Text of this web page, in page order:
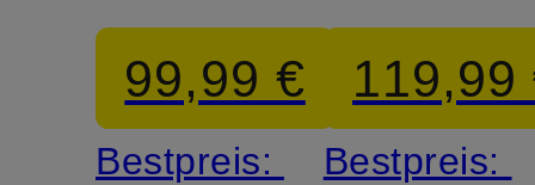
99,99 €
Bestpreis:
119,99
Bestpreis: